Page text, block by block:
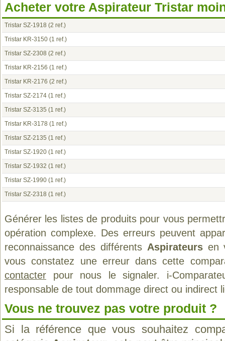
Acheter votre Aspirateur Tristar
Tristar SZ-1918 (2 ref.)
Tristar KR-3150 (1 ref.)
Tristar SZ-2308 (2 ref.)
Tristar KR-2156 (1 ref.)
Tristar KR-2176 (2 ref.)
Tristar SZ-2174 (1 ref.)
Tristar SZ-3135 (1 ref.)
Tristar KR-3178 (1 ref.)
Tristar SZ-2135 (1 ref.)
Tristar SZ-1920 (1 ref.)
Tristar SZ-1932 (1 ref.)
Tristar SZ-1990 (1 ref.)
Tristar SZ-2318 (1 ref.)
Générer les listes de produits pour vous
opération complexe. Des erreurs peuvent
reconnaissance des différents Aspirateursen
vous constatez une erreur dans cette
contacter pour nous le signaler. i-
responsable de tout dommage direct ou indirect
Vous ne trouvez pas votre produit ?
Si la référence que vous souhaitez